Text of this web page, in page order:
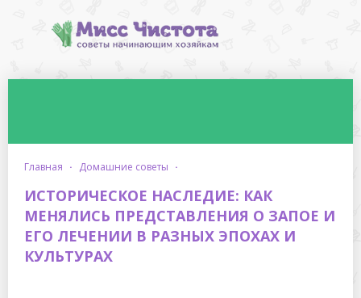
главная · домашние советы ·
ИСТОРИЧЕСКОЕ НАСЛЕДИЕ: КАК
МЕНЯЛИСЬ ПРЕДСТАВЛЕНИЯ О ЗАПОЕ И
ЕГО ЛЕЧЕНИИ В РАЗНЫХ ЭПОХАХ И
КУЛЬТУРАХ